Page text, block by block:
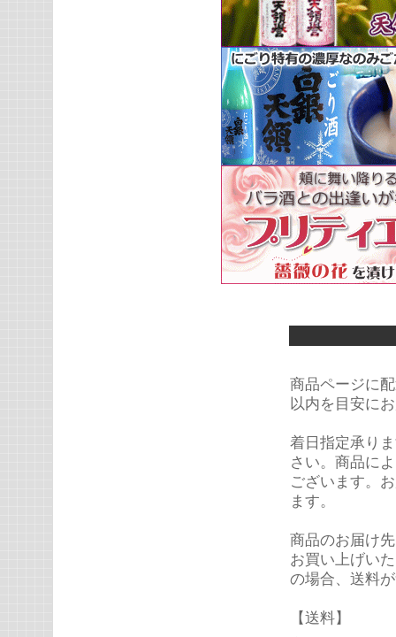
商品ページに
以内を目安に
着日指定承り
さい。商品に
ございます。
ます。
商品のお届け
お買い上げい
の場合、送料
【送料】